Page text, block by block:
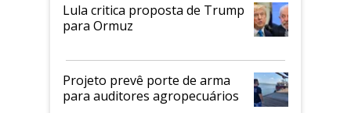
Lula critica proposta de Trump
para Ormuz
Projeto prevê porte de arma
para auditores agropecuários